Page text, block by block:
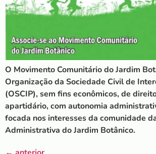
O Movimento Comunitário do Jardim
Organização da Sociedade Civil de
(OSCIP), sem fins econômicos, de
apartidário, com autonomia
focada nos interesses da comunidade
Administrativa do Jardim Botânico.